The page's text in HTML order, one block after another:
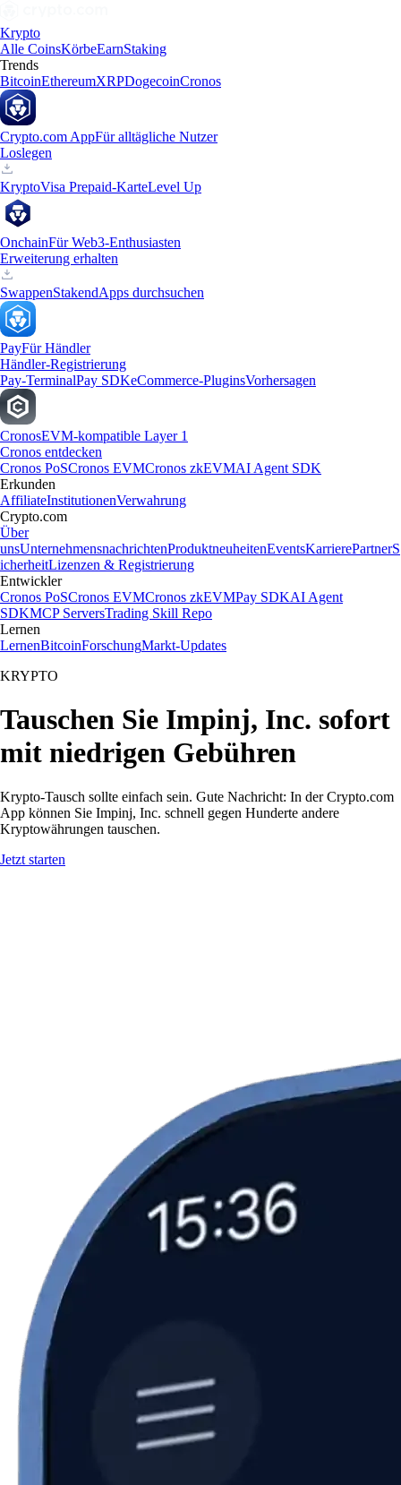
Krypto
Alle CoinsKörbeEarnStaking
Trends
BitcoinEthereumXRPDogecoinCronos
Crypto.com AppFür alltägliche Nutzer
Loslegen
KryptoVisa Prepaid-KarteLevel Up
OnchainFür Web3-Enthusiasten
Erweiterung erhalten
SwappenStakendApps durchsuchen
PayFür Händler
Händler-Registrierung
Pay-TerminalPay SDKeCommerce-PluginsVorhersagen
CronosEVM-kompatible Layer 1
Cronos entdecken
Cronos PoSCronos EVMCronos zkEVMAI Agent SDK
Erkunden
AffiliateInstitutionenVerwahrung
Crypto.com
Über
unsUnternehmensnachrichtenProduktneuheitenEventsKarrierePartnerS
icherheitLizenzen & Registrierung
Entwickler
Cronos PoSCronos EVMCronos zkEVMPay SDKAI Agent
SDKMCP ServersTrading Skill Repo
Lernen
LernenBitcoinForschungMarkt-Updates
KRYPTO
Tauschen Sie Impinj, Inc. sofort
mit niedrigen Gebühren
Krypto-Tausch sollte einfach sein. Gute Nachricht: In der Crypto.com
App können Sie Impinj, Inc. schnell gegen Hunderte andere
Kryptowährungen tauschen.
Jetzt starten